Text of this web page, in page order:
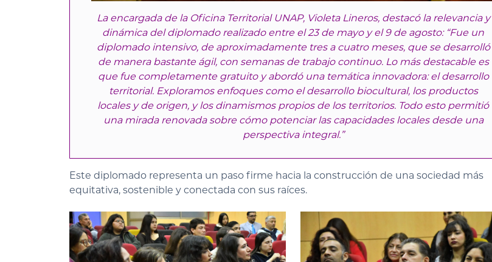
La encargada de la Oficina Territorial UNAP, Violeta Lineros, destacó la relevancia y
dinámica del diplomado realizado entre el 23 de mayo y el 9 de agosto: “Fue un
diplomado intensivo, de aproximadamente tres a cuatro meses, que se desarrolló
de manera bastante ágil, con semanas de trabajo continuo. Lo más destacable es
que fue completamente gratuito y abordó una temática innovadora: el desarrollo
territorial. Exploramos enfoques como el desarrollo biocultural, los productos
locales y de origen, y los dinamismos propios de los territorios. Todo esto permitió
una mirada renovada sobre cómo potenciar las capacidades locales desde una
perspectiva integral.”
Este diplomado representa un paso firme hacia la construcción de una sociedad más
equitativa, sostenible y conectada con sus raíces.